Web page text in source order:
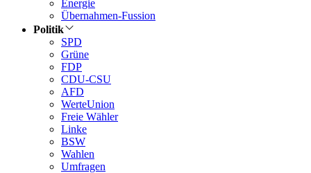
Energie
Übernahmen-Fussion
Politik
SPD
Grüne
FDP
CDU-CSU
AFD
WerteUnion
Freie Wähler
Linke
BSW
Wahlen
Umfragen